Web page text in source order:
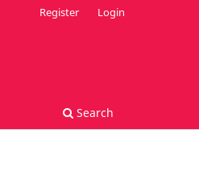
Search
Register Login